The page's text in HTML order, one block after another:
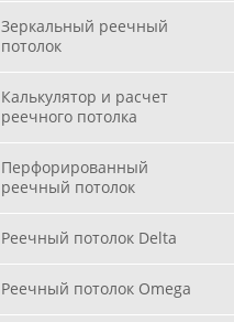
Зеркальный реечный
потолок
Калькулятор и расчет
реечного потолка
Перфорированный
реечный потолок
Реечный потолок Delta
Реечный потолок Omega